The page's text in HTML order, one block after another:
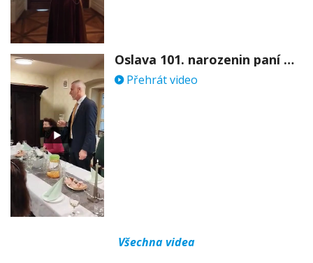
Oslava 101. narozenin paní Věry Skořepové
Přehrát video
Všechna videa